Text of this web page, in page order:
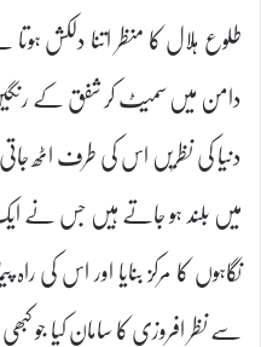
طلوع ہلال کا منظر اتنا دلکش
دامن میں سمیٹ کر شفق کے
دنیا کی نظریں اس کی طرف اٹھ
میں بلند ہو جاتے ہیں جس نے
نگاہوں کا مرکز بنایا اور اس کی راہ
سے نظر افروزی کا سامان کیا جو